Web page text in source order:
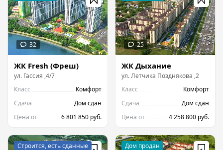
ЖК Fresh (Фреш)
ул. Гассия ,4/7
Класс
Комфорт
Сдача
Дом сдан
Цена от
6 801 850 руб.
ЖК Дыхание
ул.Летчика Позднякова ,2
Класс
Комфорт
Сдача
Дом сдан
Цена от
4 258 800 руб.